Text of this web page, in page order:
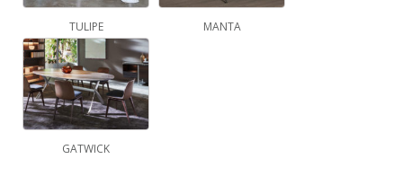
TULIPE MANTA
GATWICK